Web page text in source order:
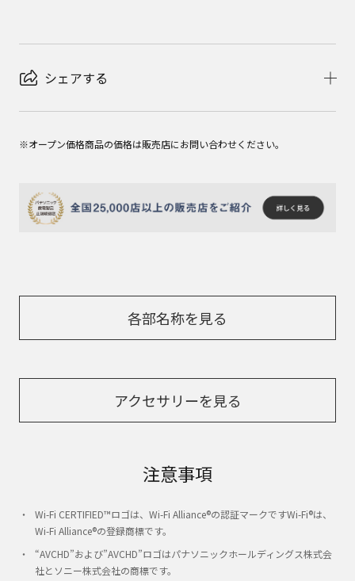
シェアする
※オープン価格商品の価格は販売店にお問い合わせください。
各部名称を見る
アクセサリーを見る
注意事項
Wi-Fi CERTIFIED™ロゴは、Wi-Fi Alliance®の認証マークですWi-Fi®は、
Wi-Fi Alliance®の登録商標です。
“AVCHD”および”AVCHD”ロゴはパナソニックホールディングス株式会
社とソニー株式会社の商標です。